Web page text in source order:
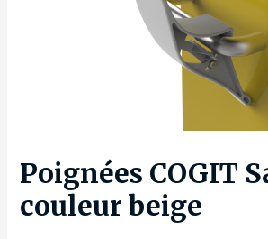
Poignées COGIT
couleur beige